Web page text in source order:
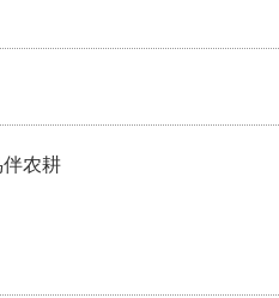
农耕